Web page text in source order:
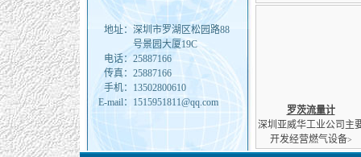
地址： 深圳市罗湖区松园路88
号景园大厦19C
电话： 25887166
传真： 25887166
手机： 13502800610
E-mail： 1515951811@qq.com
罗茨流量计
深圳亚威华工业公司主
开发经营燃气设备>